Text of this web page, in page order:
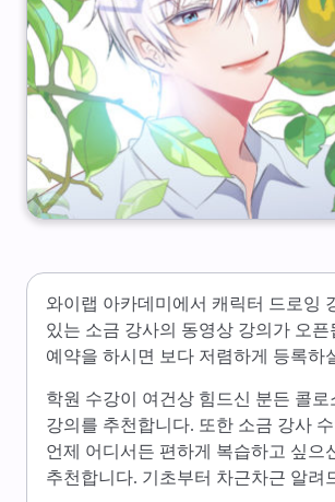
와이랩 아카데미에서 캐릭터 드로잉
있는 소금 강사의 동영상 강의가 오픈
예약을 하시면 보다 저렴하게 등록하
학원 수강이 여건상 힘드신 분든 콜로
강의를 추천합니다. 또한 소금 강사
언제 어디서든 편하게 복습하고 싶으
추천합니다. 기초부터 차근차근 알려